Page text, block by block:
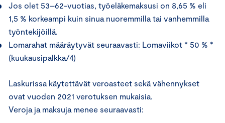
Jos olet 53–62-vuotias, työeläkemaksusi on 8,65 % eli
1,5 % korkeampi kuin sinua nuoremmilla tai vanhemmilla
työntekijöillä.
Lomarahat määräytyvät seuraavasti: Lomaviikot * 50 % *
(kuukausipalkka/4)
Laskurissa käytettävät veroasteet sekä vähennykset
ovat vuoden 2021 verotuksen mukaisia.
Veroja ja maksuja menee seuraavasti: